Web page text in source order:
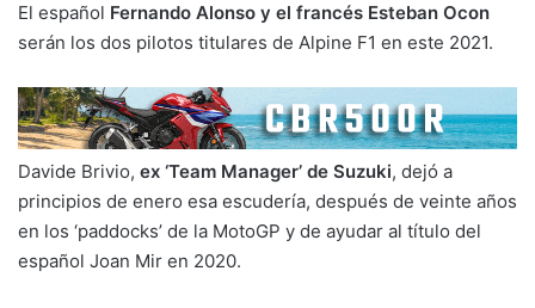
El español Fernando Alonso y el francés Esteban Ocon
serán los dos pilotos titulares de Alpine F1 en este 2021.
Davide Brivio, ex ‘Team Manager’ de Suzuki, dejó a
principios de enero esa escudería, después de veinte años
en los ‘paddocks’ de la MotoGP y de ayudar al título del
español Joan Mir en 2020.